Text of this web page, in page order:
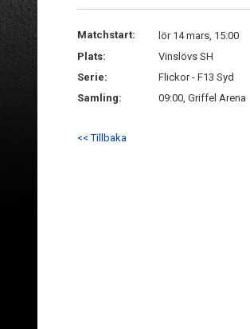
Matchstart:
lör 14 mars, 15:00
Plats:
Vinslövs SH
Serie:
Flickor - F13 Syd
Samling:
09:00, Griffel Arena
<< Tillbaka